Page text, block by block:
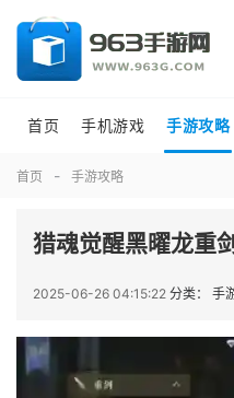
首页 手机游戏 手游攻略
首页 手游攻略
猎魂觉醒黑曜龙重
2025-06-26 04:15:22 分类： 手